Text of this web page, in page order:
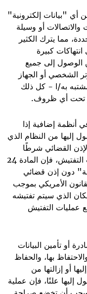
أي "بيانات إلكترونية"
والاتصالات أو وسيلة
مما يترك الكثير
كبيرة
إلى جميع
الشخصي أو الجهاز
به/ا - كل ذلك
تحت أي ظروف.
أنظمة إضافية إذا
إليها من النظام الذي
القضائي شرطًا
لتقييم ضرورة وتناسب مثل هذه عمليات التفتيش، فإن المادة 24
دون إذن قضائي
الأمريكي بموجب
الذي سيتم تفتيشه
عمليات التفتيش
أو تأمين البيانات
بها، والحفاظ
أو إزالتها من
إليها علنًا، فإن عملية